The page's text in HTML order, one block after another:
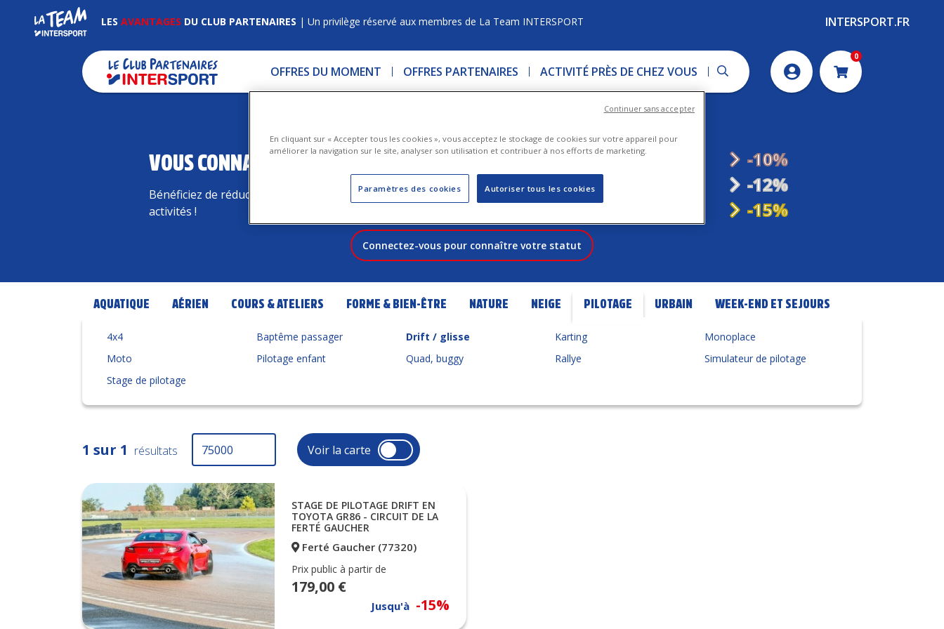
LES AVANTAGES DU CLUB PARTENAIRES | Un privilège réservé aux membres de La Team INTERSPORT INTERSPORT.FR
OFFRES DU MOMENT OFFRES PARTENAIRES ACTIVITÉ PRÈS DE CHEZ VOUS Panier
0
VOUS CONNAISSEZ VOTRE TEAM ?
Bénéficiez de réductions personnalisées sur de nombreuses
activités !
TEAM BRONZE -10%
TEAM ARGENT -12%
-15%
Connectez-vous pour connaître votre statut
AQUATIQUE AÉRIEN COURS & ATELIERS FORME & BIEN-ÊTRE NATURE NEIGE PILOTAGE URBAIN WEEK-END ET SEJOURS
4x4 Baptême passager Drift / glisse Karting
Monoplace
Moto
Pilotage enfant Quad, buggy Rallye
Simulateur de pilotage
Stage de pilotage
1 sur 1 résultats Voir la carte
STAGE DE PILOTAGE DRIFT EN
TOYOTA GR86 - CIRCUIT DE LA
FERTÉ GAUCHER
Ferté Gaucher (77320)
Prix public à partir de
179,00 €
Jusqu'à -15%
En cliquant sur « Accepter tous les cookies », vous acceptez le stockage de cookies sur votre appareil pour
améliorer la navigation sur le site, analyser son utilisation et contribuer à nos efforts de marketing.
Autoriser tous les cookies
Paramètres des cookies
Continuer sans accepter